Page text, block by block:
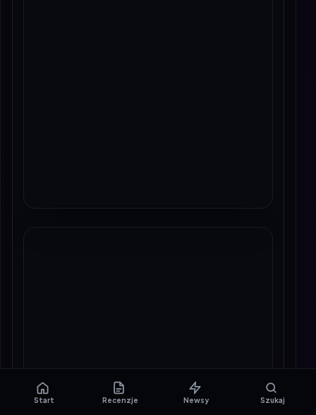
Start Recenzje Newsy Szukaj